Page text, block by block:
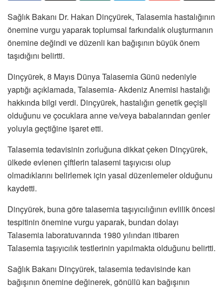
Sağlık Bakanı Dr. Hakan Dinçyürek, Talasemia hastalığının
önemine vurgu yaparak toplumsal farkındalık oluşturmanın
önemine değindi ve düzenli kan bağışının büyük önem
taşıdığını belirtti.
Dinçyürek, 8 Mayıs Dünya Talasemia Günü nedeniyle
yaptığı açıklamada, Talasemia- Akdeniz Anemisi hastalığı
hakkında bilgi verdi. Dinçyürek, hastalığın genetik geçişli
olduğunu ve çocuklara anne ve/veya babalarından genler
yoluyla geçtiğine işaret etti.
Talasemia tedavisinin zorluğuna dikkat çeken Dinçyürek,
ülkede evlenen çiftlerin talasemi taşıyıcısı olup
olmadıklarını belirlemek için yasal düzenlemeler olduğunu
kaydetti.
Dinçyürek, buna göre talasemia taşıyıcılığının evlilik öncesi
tespitinin önemine vurgu yaparak, bundan dolayı
Talasemia laboratuvarında 1980 yılından itibaren
Talasemia taşıyıcılık testlerinin yapılmakta olduğunu belirtti.
Sağlık Bakanı Dinçyürek, talasemia tedavisinde kan
bağışının önemine değinerek, gönüllü kan bağışının